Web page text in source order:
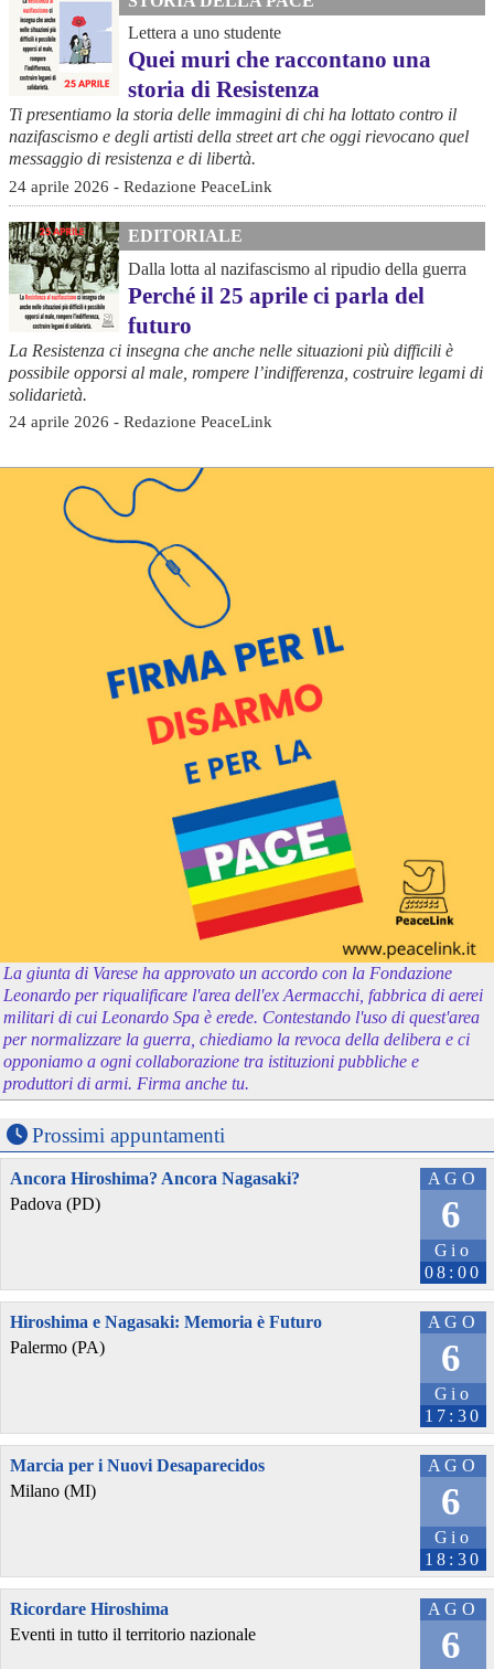
Lettera a uno studente
Quei muri che raccontano una
storia di Resistenza
Ti presentiamo la storia delle immagini di chi ha lottato contro il
nazifascismo e degli artisti della street art che oggi rievocano quel
messaggio di resistenza e di libertà.
24 aprile 2026 - Redazione PeaceLink
EDITORIALE
Dalla lotta al nazifascismo al ripudio della guerra
Perché il 25 aprile ci parla del
futuro
La Resistenza ci insegna che anche nelle situazioni più difficili è
possibile opporsi al male, rompere l’indifferenza, costruire legami di
solidarietà.
24 aprile 2026 - Redazione PeaceLink
La giunta di Varese ha approvato un accordo con la Fondazione
Leonardo per riqualificare l'area dell'ex Aermacchi, fabbrica di aerei
militari di cui Leonardo Spa è erede. Contestando l'uso di quest'area
per normalizzare la guerra, chiediamo la revoca della delibera e ci
opponiamo a ogni collaborazione tra istituzioni pubbliche e
produttori di armi. Firma anche tu.
Prossimi appuntamenti
AGO
6
Gio
08:00
Ancora Hiroshima? Ancora Nagasaki?
Padova (PD)
AGO
6
Gio
17:30
Hiroshima e Nagasaki: Memoria è Futuro
Palermo (PA)
AGO
6
Gio
18:30
Marcia per i Nuovi Desaparecidos
Milano (MI)
AGO
6
Ricordare Hiroshima
Eventi in tutto il territorio nazionale